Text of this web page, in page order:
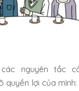
nguyên tắc
quyền lợi của mình: